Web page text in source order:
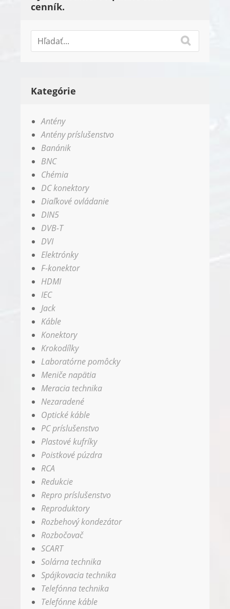
cenník.
Kategórie
Antény
Antény príslušenstvo
Banánik
BNC
Chémia
DC konektory
Diaľkové ovládanie
DIN5
DVB-T
DVI
Elektrónky
F-konektor
HDMI
IEC
Jack
Káble
Konektory
Krokodílky
Laboratórne pomôcky
Meniče napätia
Meracia technika
Nezaradené
Optické káble
PC príslušenstvo
Plastové kufríky
Poistkové púzdra
RCA
Redukcie
Repro príslušenstvo
Reproduktory
Rozbehový kondezátor
Rozbočovač
SCART
Solárna technika
Spájkovacia technika
Telefónna technika
Telefónne káble